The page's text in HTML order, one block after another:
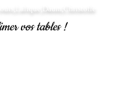
vos tables !